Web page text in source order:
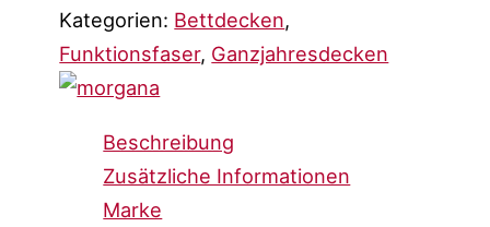
Kategorien: Bettdecken,
Funktionsfaser, Ganzjahresdecken
Beschreibung
Zusätzliche Informationen
Marke